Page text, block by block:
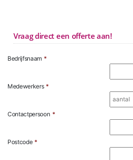
Vraag direct een offerte aan!
Bedrijfsnaam *
Medewerkers *
Contactpersoon *
Postcode *